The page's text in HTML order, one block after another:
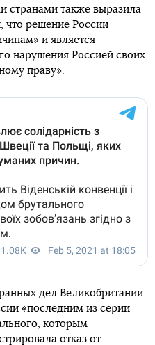
странами также выразила
что решение России
и является
нарушения Россией своих
праву».
дел Великобритании
«последним из серии
которым
отказ от